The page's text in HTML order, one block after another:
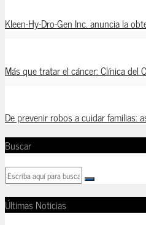
Kleen-Hy-Dro-Gen Inc. anuncia la
Más que tratar el cáncer: Clínica del
De prevenir robos a cuidar familias:
Buscar
Últimas Noticias